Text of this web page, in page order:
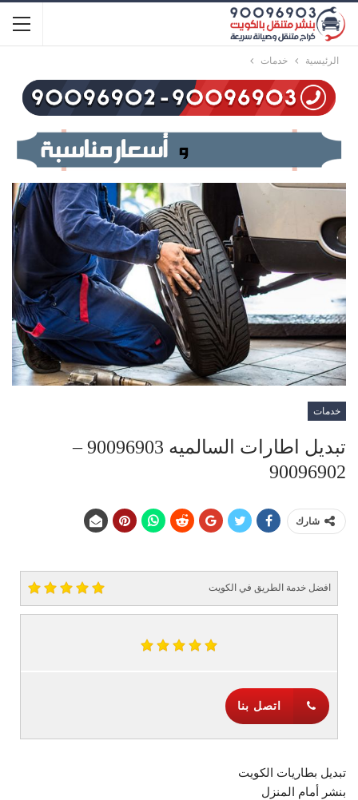
الرئيسية خدمات
خدمات
تبديل اطارات السالميه 90096903 –
90096902
شارك
افضل خدمة الطريق في الكويت
اتصل بنا
تبديل بطاريات الكويت
بنشر أمام المنزل